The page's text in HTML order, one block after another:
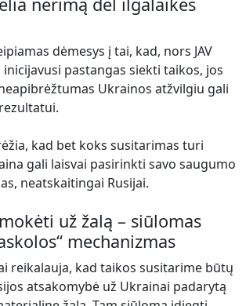
nerimą dėl ilgalaikės
dėmesys į tai, kad, nors JAV
pastangas siekti taikos, jos
Ukrainos atžvilgiu gali
kad bet koks susitarimas turi
gali laisvai pasirinkti savo saugumo
neatskaitingai Rusijai.
už žalą – siūlomas
mechanizmas
reikalauja, kad taikos susitarime būtų
atsakomybė už Ukrainai padarytą